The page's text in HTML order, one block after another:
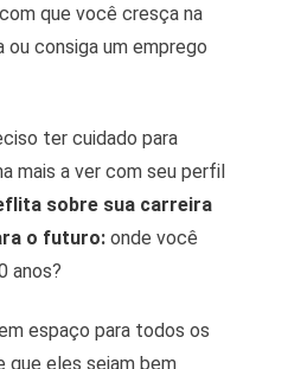
que você cresça na
ou consiga um emprego
ter cuidado para
mais a ver com seu perfil
sobre sua carreira
o futuro: onde você
anos?
espaço para todos os
que eles sejam bem